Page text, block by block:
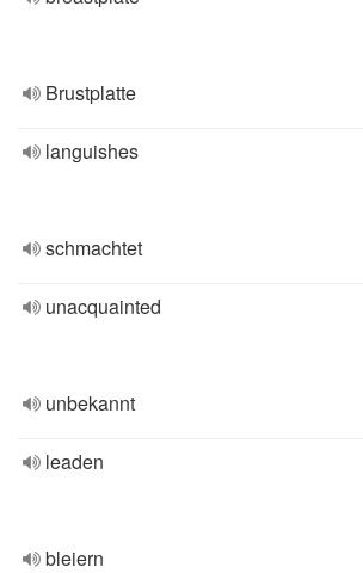
Brustplatte
languishes
schmachtet
unacquainted
unbekannt
leaden
bleiern